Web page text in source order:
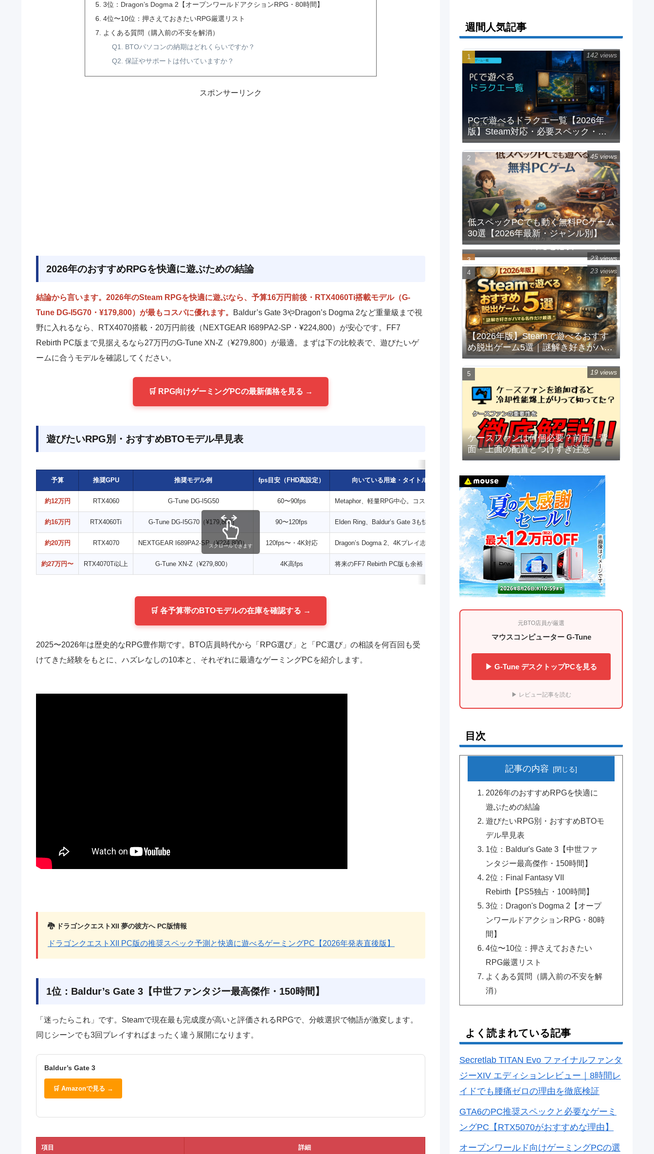
3位：Dragon’s Dogma 2【オープンワールドアクションRPG・80時間】
4位〜10位：押さえておきたいRPG厳選リスト
よくある質問（購入前の不安を解消）
Q1. BTOパソコンの納期はどれくらいですか？
Q2. 保証やサポートは付いていますか？
スポンサーリンク
2026年のおすすめRPGを快適に遊ぶための結論
結論から言います。2026年のSteam RPGを快適に遊ぶなら、予算16万円前後・RTX4060Ti搭載モデル（G-
Tune DG-I5G70・¥179,800）が最もコスパに優れます。
Baldur’s Gate 3やDragon’s Dogma 2など重量級まで視
野に入れるなら、RTX4070搭載・20万円前後（NEXTGEAR I689PA2-SP・¥224,800）が安心です。FF7
Rebirth PC版まで見据えるなら27万円のG-Tune XN-Z（¥279,800）が最適。まずは下の比較表で、遊びたいゲ
ームに合うモデルを確認してください。
🛒 RPG向けゲーミングPCの最新価格を見る →
遊びたいRPG別・おすすめBTOモデル早見表
予算 推奨GPU 推奨モデル例 fps目安（FHD高設定） 向いている用途・タイトル
約12万円 RTX4060 G-Tune DG-I5G50 60〜90fps Metaphor、軽量RPG中心。コスパ重視
約16万円 RTX4060Ti G-Tune DG-I5G70（¥179,800） 90〜120fps Elden Ring、Baldur’s Gate 3も快適
約20万円 RTX4070 NEXTGEAR I689PA2-SP（¥224,800） 120fps〜・4K対応 Dragon’s Dogma 2、4Kプレイ志向
約27万円〜 RTX4070Ti以上 G-Tune XN-Z（¥279,800） 4K高fps 将来のFF7 Rebirth PC版も余裕
スクロールできます
🛒 各予算帯のBTOモデルの在庫を確認する →
2025〜2026年は歴史的なRPG豊作期です。BTO店員時代から「RPG選び」と「PC選び」の相談を何百回も受
けてきた経験をもとに、ハズレなしの10本と、それぞれに最適なゲーミングPCを紹介します。
🐉 ドラゴンクエストXII 夢の彼方へ PC版情報
ドラゴンクエストXII PC版の推奨スペック予測と快適に遊べるゲーミングPC【2026年発表直後版】
1位：Baldur’s Gate 3【中世ファンタジー最高傑作・150時間】
「迷ったらこれ」です。Steamで現在最も完成度が高いと評価されるRPGで、分岐選択で物語が激変します。
同じシーンでも3回プレイすればまったく違う展開になります。
Baldur’s Gate 3
🛒 Amazonで見る →
項目 詳細
週間人気記事
PCで遊べるドラクエ一覧【2026年
版】Steam対応・必要スペック・重
い時の対処法
142 views
低スペックPCでも動く無料PCゲーム
30選【2026年最新・ジャンル別】
45 views
PCで遊べるFFシリーズ一覧｜
Steam/Windows対応と必要スペック
【2026年版】
23 views
【2026年版】Steamで遊べるおすす
め脱出ゲーム5選｜謎解き好きがハマ
る名作だけ厳選
23 views
ケースファンは何個必要？前面・背
面・上面の配置とつけすぎ注意
19 views
元BTO店員が厳選
マウスコンピューター G-Tune
▶ G-Tune デスクトップPCを見る
▶ レビュー記事を読む
目次
記事の内容
2026年のおすすめRPGを快適に
遊ぶための結論
遊びたいRPG別・おすすめBTOモ
デル早見表
1位：Baldur's Gate 3【中世ファ
ンタジー最高傑作・150時間】
2位：Final Fantasy VII
Rebirth【PS5独占・100時間】
3位：Dragon's Dogma 2【オープ
ンワールドアクションRPG・80時
間】
4位〜10位：押さえておきたい
RPG厳選リスト
よくある質問（購入前の不安を解
消）
よく読まれている記事
Secretlab TITAN Evo ファイナルファンタ
ジーXIV エディションレビュー｜8時間レ
イドでも腰痛ゼロの理由を徹底検証
GTA6のPC推奨スペックと必要なゲーミ
ングPC【RTX5070がおすすめな理由】
オープンワールド向けゲーミングPCの選